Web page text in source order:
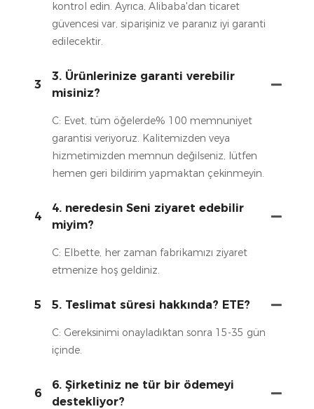
kontrol edin. Ayrıca, Alibaba'dan ticaret
güvencesi var, siparişiniz ve paranız iyi garanti
edilecektir.
3
3. Ürünlerinize garanti verebilir
misiniz?
C: Evet, tüm öğelerde% 100 memnuniyet
garantisi veriyoruz. Kalitemizden veya
hizmetimizden memnun değilseniz, lütfen
hemen geri bildirim yapmaktan çekinmeyin.
4
4. neredesin Seni ziyaret edebilir
miyim?
C: Elbette, her zaman fabrikamızı ziyaret
etmenize hoş geldiniz.
5 5. Teslimat süresi hakkında? ETE?
C: Gereksinimi onayladıktan sonra 15-35 gün
içinde.
6
6. Şirketiniz ne tür bir ödemeyi
destekliyor?